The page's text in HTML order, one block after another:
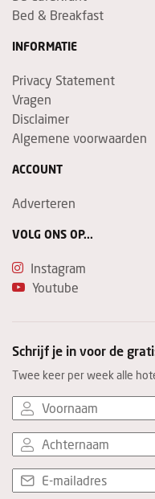
Bed & Breakfast
INFORMATIE
Privacy Statement
Vragen
Disclaimer
Algemene voorwaarden
ACCOUNT
Adverteren
VOLG ONS OP...
Instagram
Youtube
Schrijf je in voor de
Twee keer per week alle